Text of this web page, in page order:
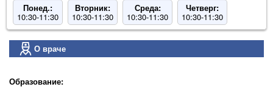
Понед.:
10:30-11:30
Вторник:
10:30-11:30
Среда:
10:30-11:30
Четверг:
10:30-11:30
О враче
Образование: